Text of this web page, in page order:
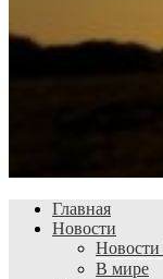
Главная
Новости
В мире